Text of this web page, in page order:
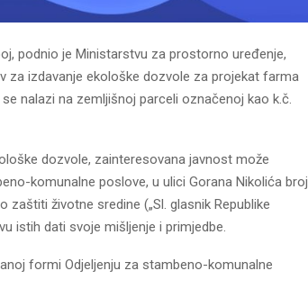
podnio je Ministarstvu za prostorno uređenje,
za izdavanje ekološke dozvole za projekat farma
nalazi na zemljišnoj parceli označenoj kao k.č.
dozvole, zainteresovana javnost može
komunalne poslove, u ulici Gorana Nikolića broj
zaštiti životne sredine („Sl. glasnik Republike
istih dati svoje mišljenje i primjedbe.
formi Odjeljenju za stambeno-komunalne